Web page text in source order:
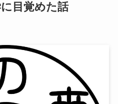
目覚めた話